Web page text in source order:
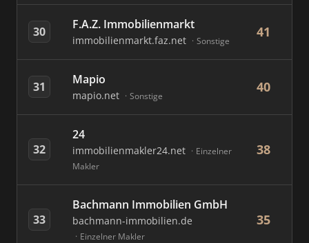
30 F.A.Z. Immobilienmarkt
immobilienmarkt.faz.net Sonstige
41
31 Mapio
mapio.net Sonstige
40
32
24
immobilienmakler24.net
Einzelner
Makler
38
33
Bachmann Immobilien GmbH
bachmann-immobilien.de
Einzelner Makler
35